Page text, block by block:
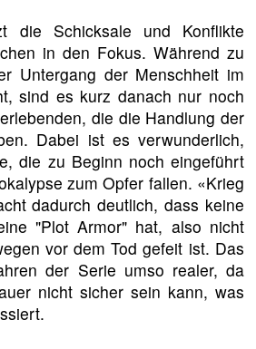
die Schicksale und Konflikte
in den Fokus. Während zu
Untergang der Menschheit im
sind es kurz danach nur noch
die die Handlung der
Dabei ist es verwunderlich,
die zu Beginn noch eingeführt
zum Opfer fallen. «Krieg
dadurch deutlich, dass keine
"Plot Armor" hat, also nicht
vor dem Tod gefeit ist. Das
der Serie umso realer, da
nicht sicher sein kann, was